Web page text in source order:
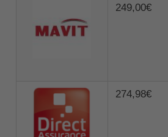
249,00€
274,98€